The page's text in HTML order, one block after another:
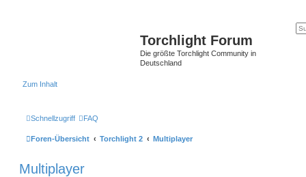
Torchlight Forum
Die größte Torchlight Community in
Deutschland
Zum Inhalt
Schnellzugriff FAQ
Foren-Übersicht Torchlight 2 Multiplayer
Multiplayer